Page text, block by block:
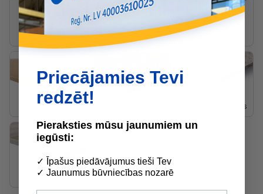
OSB
plāksnes
Finieris
Preskartons Cementa plāksnes
Koka plāksnes
Priecājamies Tevi
redzēt!
Pieraksties mūsu jaunumiem un
iegūsti:
✓ Īpašus piedāvājumus tieši Tev
✓ Jaunumus būvniecības nozarē